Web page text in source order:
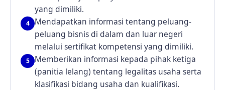
yang dimiliki.
4
Mendapatkan informasi tentang peluang-
peluang bisnis di dalam dan luar negeri
melalui sertifikat kompetensi yang dimiliki.
5
Memberikan informasi kepada pihak ketiga
(panitia lelang) tentang legalitas usaha serta
klasifikasi bidang usaha dan kualifikasi.